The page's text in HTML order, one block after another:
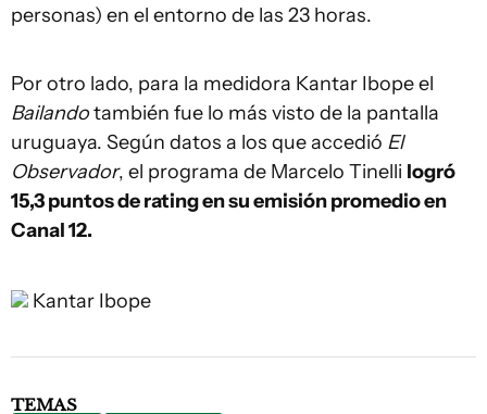
personas) en el entorno de las 23 horas.
Por otro lado, para la medidora Kantar Ibope el
Bailandotambién fue lo más visto de la pantalla
uruguaya. Según datos a los que accedió El
Observador, el programa de Marcelo Tinelli logró
15,3 puntos de rating en su emisión promedio en
Canal 12.
Kantar Ibope
TEMAS